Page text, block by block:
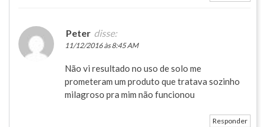
Peter disse:
11/12/2016 às 8:45 AM
Não vi resultado no uso de solo me
prometeram um produto que tratava sozinho
milagroso pra mim não funcionou
Responder